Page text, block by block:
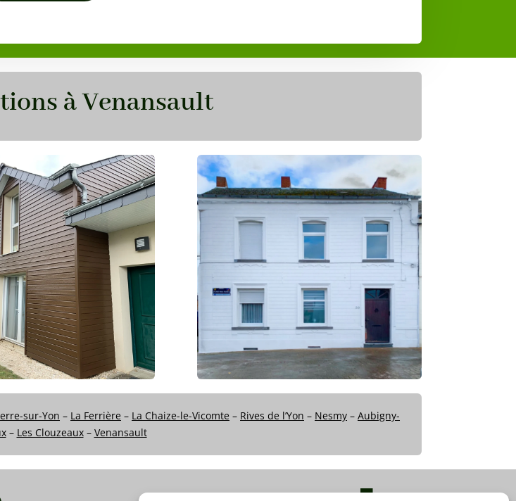
à Venansault
sur-Yon – La Ferrière – La Chaize-le-Vicomte – Rives de l’Yon – Nesmy – Aubigny-
– Les Clouzeaux– Venansault